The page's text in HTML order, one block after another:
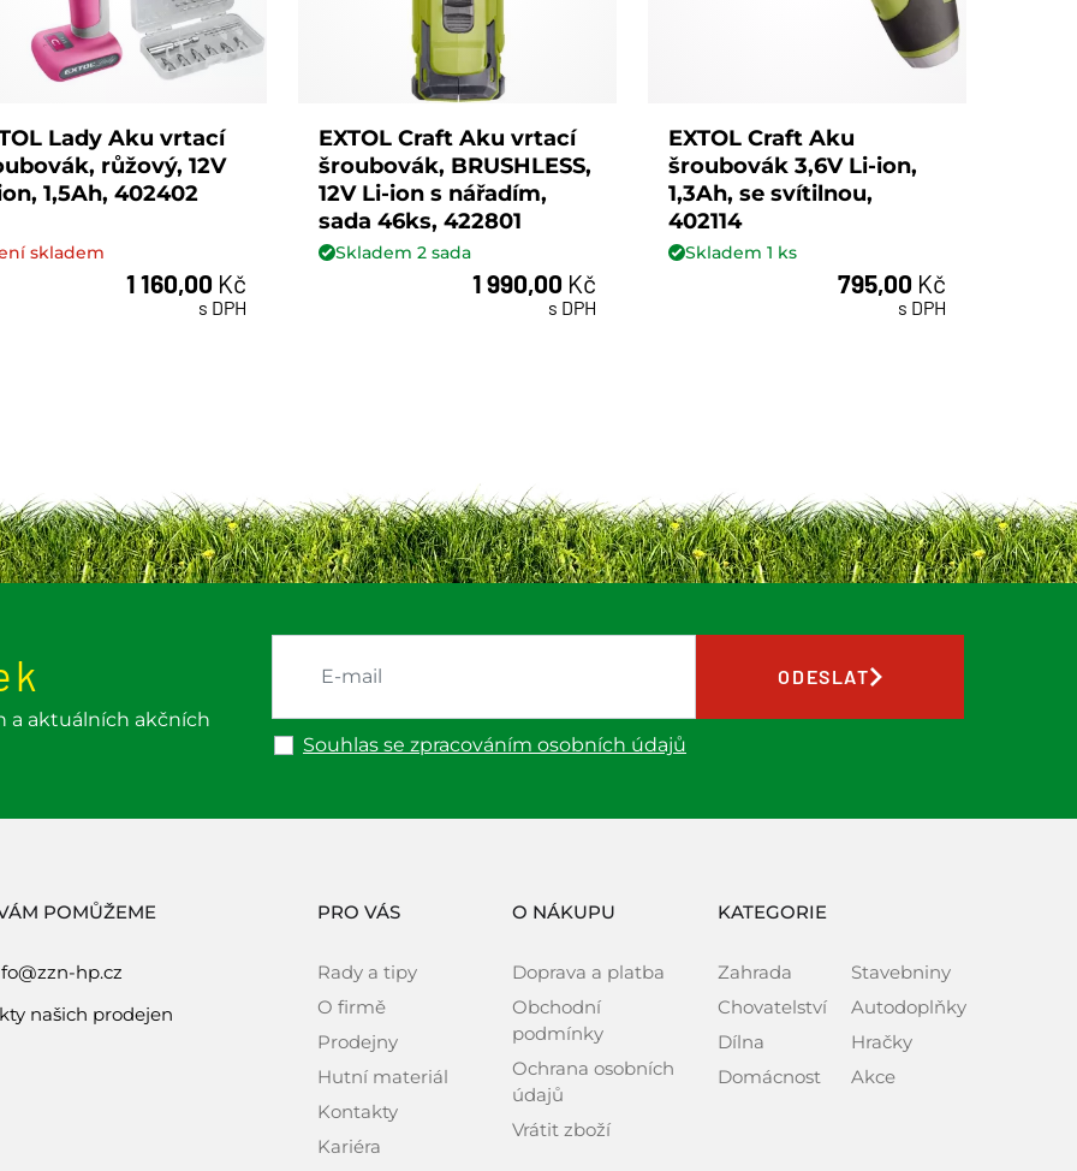
Lady Aku vrtací
růžový, 12V
1,5Ah, 402402
skladem
1 160,00 Kč
s DPH
EXTOL Craft Aku vrtací
šroubovák, BRUSHLESS,
12V Li-ion s nářadím,
sada 46ks, 422801
Skladem2 sada
1 990,00 Kč
s DPH
EXTOL Craft Aku
šroubovák 3,6V Li-ion,
1,3Ah, se svítilnou,
402114
Skladem1 ks
795,00 Kč
s DPH
a aktuálních akčních
Souhlas se zpracováním osobních údajů
ODESLAT
POMŮŽEME
hp.cz
našich prodejen
PRO VÁS
Rady a tipy
O firmě
Prodejny
Hutní materiál
Kontakty
Kariéra
O NÁKUPU
Doprava a platba
Obchodní
podmínky
Ochrana osobních
údajů
Vrátit zboží
KATEGORIE
Zahrada
Chovatelství
Dílna
Domácnost
Stavebniny
Autodoplňky
Hračky
Akce